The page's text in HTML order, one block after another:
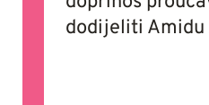
dodijeliti Amidu